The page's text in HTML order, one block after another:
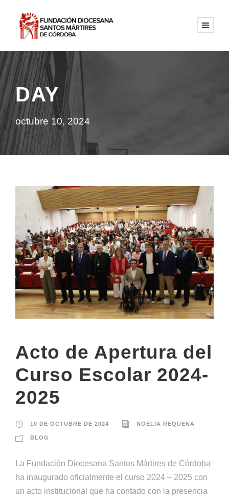
DAY
octubre 10, 2024
Acto de Apertura del
Curso Escolar 2024-
2025
10 DE OCTUBRE DE 2024 NOELIA REQUENA
BLOG
La Fundación Diocesana Santos Mártires de Córdoba
ha inaugurado oficialmente el curso 2024 – 2025 con
un acto institucional que ha contado con la presencia